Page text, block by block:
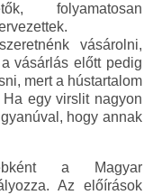
folyamatosan
vásárolni,
vásárlás előtt pedig
mert a hústartalom
egy virslit nagyon
hogy annak
a Magyar
Az előírások